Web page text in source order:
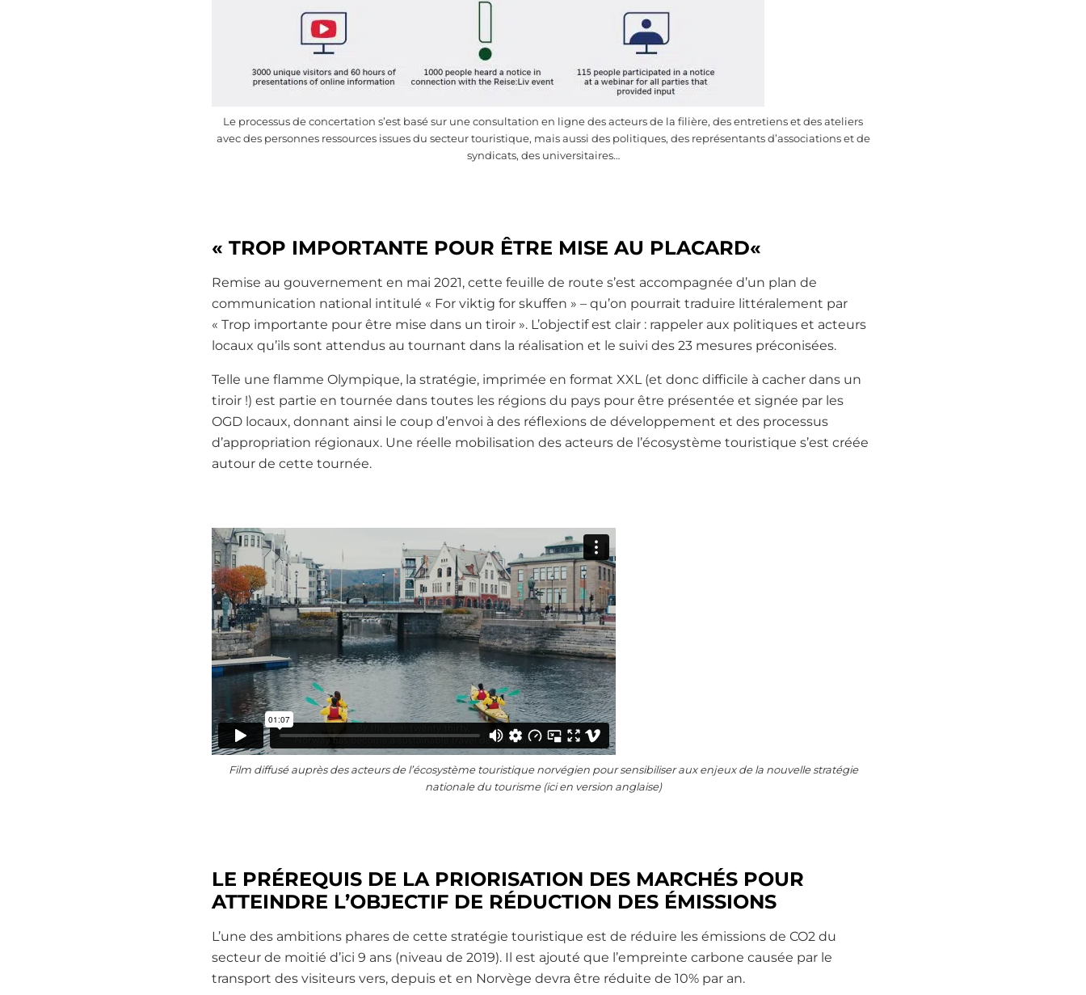
Le processus de concertation s’est basé sur une consultation en ligne des acteurs de la filière, des entretiens et des ateliers
avec des personnes ressources issues du secteur touristique, mais aussi des politiques, des représentants d’associations et de
syndicats, des universitaires…
« TROP IMPORTANTE POUR ÊTRE MISE AU PLACARD«
Remise au gouvernement en mai 2021, cette feuille de route s’est accompagnée d’un plan de
communication national intitulé « For viktig for skuffen » – qu’on pourrait traduire littéralement par
« Trop importante pour être mise dans un tiroir ». L’objectif est clair : rappeler aux politiques et acteurs
locaux qu’ils sont attendus au tournant dans la réalisation et le suivi des 23 mesures préconisées.
Telle une flamme Olympique, la stratégie, imprimée en format XXL (et donc difficile à cacher dans un
tiroir !) est partie en tournée dans toutes les régions du pays pour être présentée et signée par les
OGD locaux, donnant ainsi le coup d’envoi à des réflexions de développement et des processus
d’appropriation régionaux. Une réelle mobilisation des acteurs de l’écosystème touristique s’est créée
autour de cette tournée.
Film diffusé auprès des acteurs de l’écosystème touristique norvégien pour sensibiliser aux enjeux de la nouvelle stratégie
nationale du tourisme (ici en version anglaise)
LE PRÉREQUIS DE LA PRIORISATION DES MARCHÉS POUR
ATTEINDRE L’OBJECTIF DE RÉDUCTION DES ÉMISSIONS
L’une des ambitions phares de cette stratégie touristique est de réduire les émissions de CO2 du
secteur de moitié d’ici 9 ans (niveau de 2019). Il est ajouté que l’empreinte carbone causée par le
transport des visiteurs vers, depuis et en Norvège devra être réduite de 10% par an.